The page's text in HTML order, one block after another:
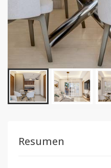
Resumen